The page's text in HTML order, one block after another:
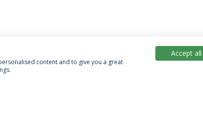
content and to give you a great
Accept all